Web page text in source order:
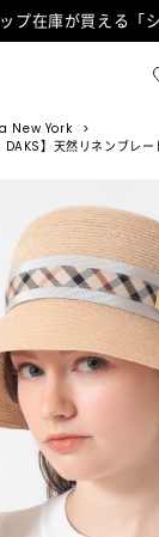
New York
】天然リネンブレー